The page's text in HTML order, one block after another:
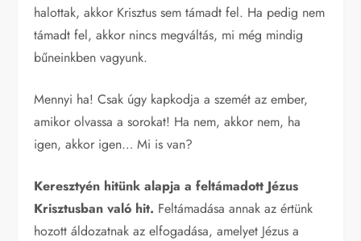
halottak, akkor Krisztus sem támadt fel. Ha pedig nem
támadt fel, akkor nincs megváltás, mi még mindig
bűneinkben vagyunk.
Mennyi ha! Csak úgy kapkodja a szemét az ember,
amikor olvassa a sorokat! Ha nem, akkor nem, ha
igen, akkor igen… Mi is van?
Keresztyén hitünk alapja a feltámadott Jézus
Krisztusban való hit. Feltámadása annak az értünk
hozott áldozatnak az elfogadása, amelyet Jézus a